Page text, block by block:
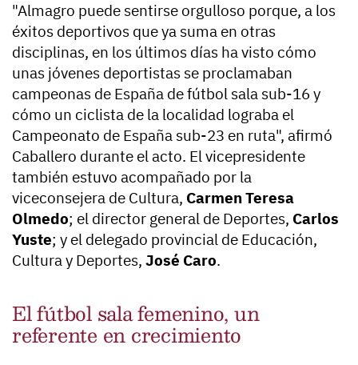
"Almagro puede sentirse orgulloso porque, a los
éxitos deportivos que ya suma en otras
disciplinas, en los últimos días ha visto cómo
unas jóvenes deportistas se proclamaban
campeonas de España de fútbol sala sub-16 y
cómo un ciclista de la localidad lograba el
Campeonato de España sub-23 en ruta", afirmó
Caballero durante el acto. El vicepresidente
también estuvo acompañado por la
viceconsejera de Cultura, Carmen Teresa
Olmedo; el director general de Deportes, Carlos
Yuste; y el delegado provincial de Educación,
Cultura y Deportes, José Caro.
El fútbol sala femenino, un
referente en crecimiento